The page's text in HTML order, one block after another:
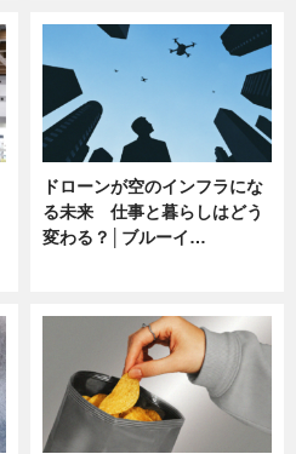
ドローンが空のインフラにな
る未来 仕事と暮らしはどう
変わる？│ブルーイ…